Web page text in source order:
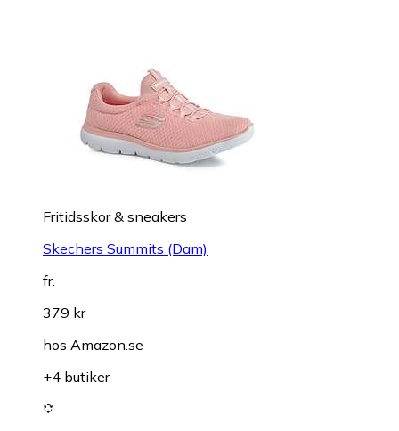
Fritidsskor & sneakers
Skechers Summits (Dam)
fr.
379 kr
hos Amazon.se
+4 butiker